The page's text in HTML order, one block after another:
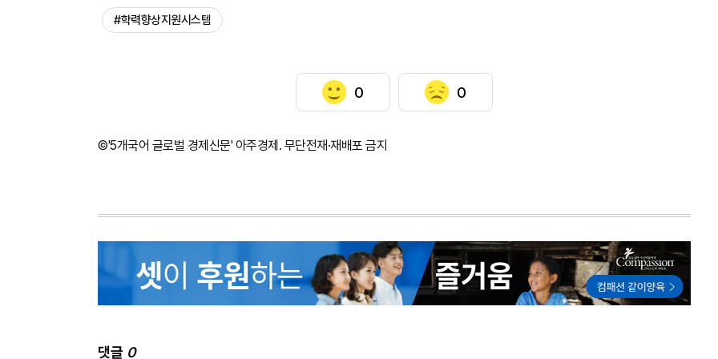
#학력향상지원시스템
0 0
©'5개국어 글로벌 경제신문' 아주경제. 무단전재·재배포 금지
댓글 0